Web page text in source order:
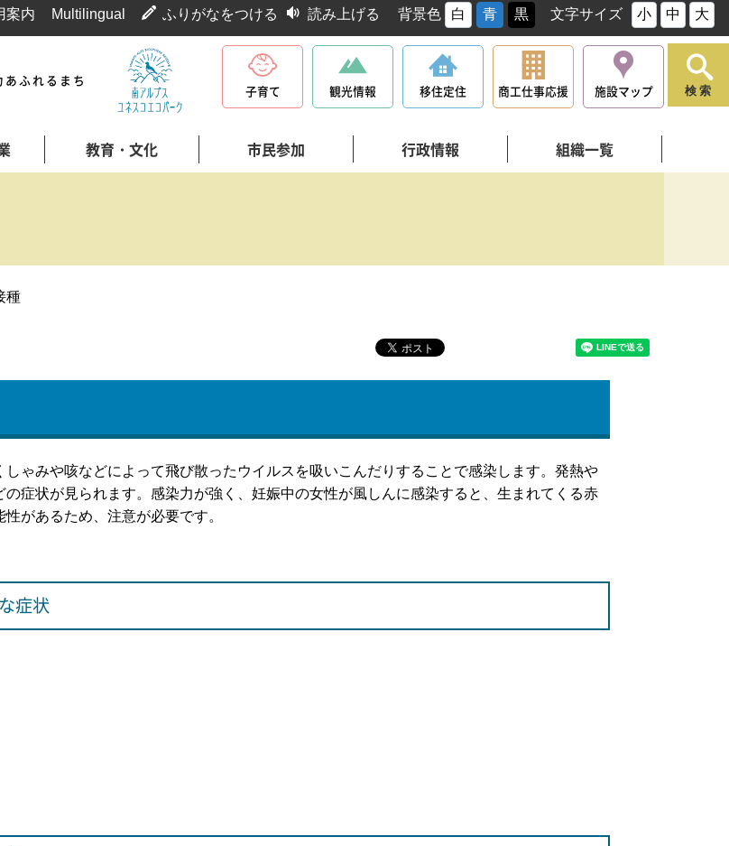
案内 Multilingual ふりがなをつける 読み上げる 背景色 白 青 黒 文字サイズ 小 中 大
ふれるまち
子育て 観光情報 移住定住 商工仕事応援 施設マップ
教育・文化 市民参加 行政情報 組織一覧
検索
種
ゃみや咳などによって飛び散ったウイルスを吸いこんだりすることで感染します。発熱や
症状が見られます。感染力が強く、妊娠中の女性が風しんに感染すると、生まれてくる赤
があるため、注意が必要です。
症状